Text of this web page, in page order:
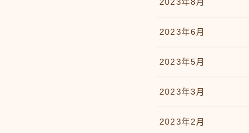
2023年8月
2023年6月
2023年5月
2023年3月
2023年2月